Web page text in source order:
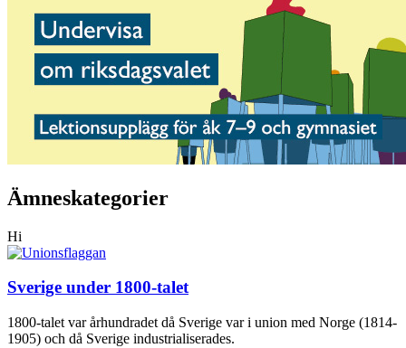
Ämneskategorier
Hi
Sverige under 1800-talet
1800-talet var århundradet då Sverige var i union med Norge (1814-
1905) och då Sverige industrialiserades.